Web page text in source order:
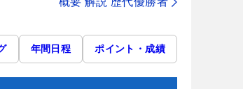
年間日程 ポイント・成績